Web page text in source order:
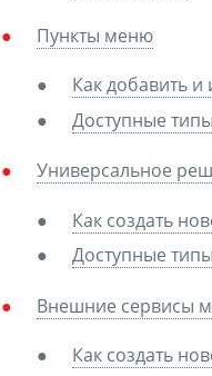
Пункты меню
Как добавить
Доступные типы
Универсальное
Как создать
Доступные типы
Внешние сервисы
Как создать